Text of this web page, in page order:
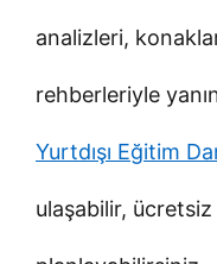
analizleri,
rehberleriyle
Yurtdışı Eğitim
ulaşabilir,